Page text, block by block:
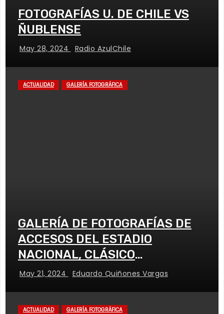
FOTOGRAFÍAS U. DE CHILE VS
ÑUBLENSE
May 28, 2024 Radio AzulChile
ACTUALIDAD GALERÍA FOTOGRÁFICA
GALERÍA DE FOTOGRAFÍAS DE
ACCESOS DEL ESTADIO
NACIONAL, CLÁSICO
UNIVERSITARIO
May 21, 2024 Eduardo Quiñones Vargas
ACTUALIDAD GALERÍA FOTOGRÁFICA